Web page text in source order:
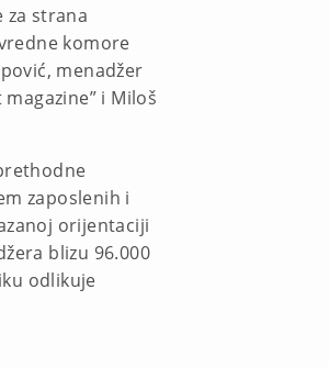
za strana
komore
menadžer
i Miloš
zaposlenih i
orijentaciji
blizu 96.000
odlikuje